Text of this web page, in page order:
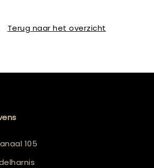
Terug naar het overzicht
105